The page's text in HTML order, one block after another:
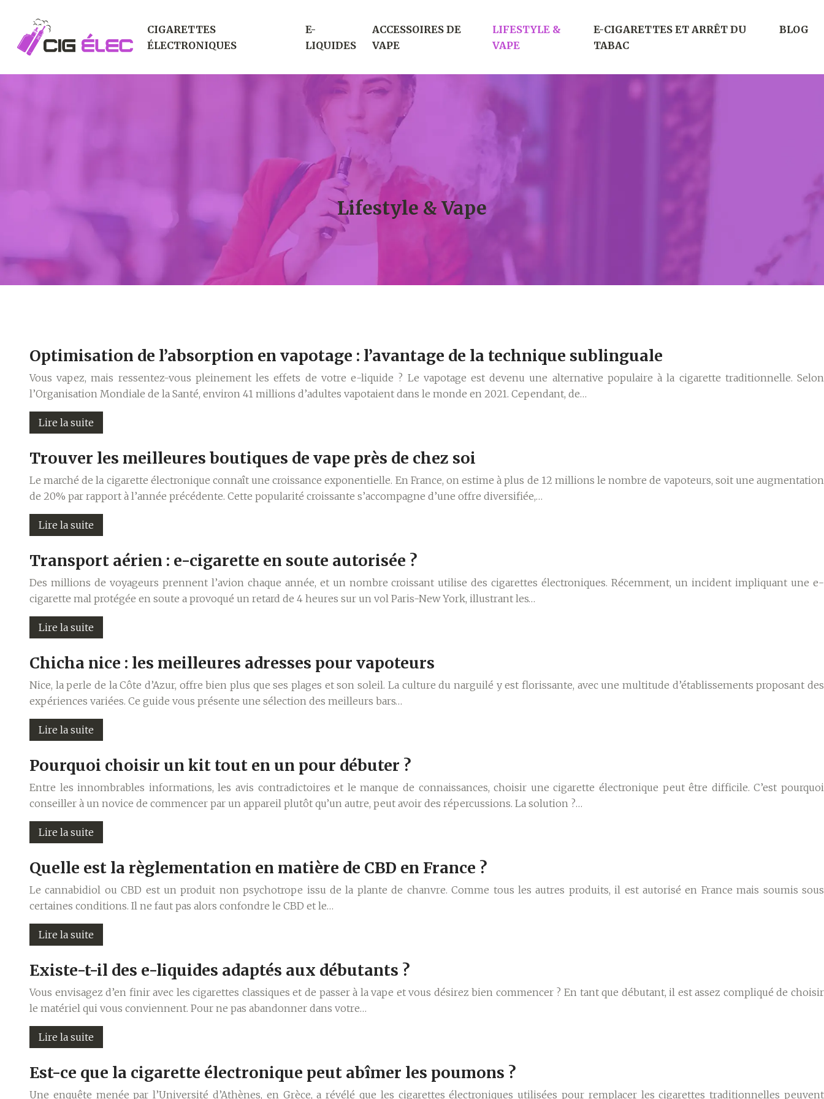
CIGARETTES
ÉLECTRONIQUES
E-
LIQUIDES
ACCESSOIRES DE
VAPE
LIFESTYLE &
VAPE
E-CIGARETTES ET ARRÊT DU
TABAC
BLOG
Lifestyle & Vape
Optimisation de l’absorption en vapotage : l’avantage de la technique sublinguale
Vous vapez, mais ressentez-vous pleinement les effets de votre e-liquide ? Le vapotage est devenu une alternative populaire à la cigarette traditionnelle. Selon
l’Organisation Mondiale de la Santé, environ 41 millions d’adultes vapotaient dans le monde en 2021. Cependant, de…
Lire la suite
Trouver les meilleures boutiques de vape près de chez soi
Le marché de la cigarette électronique connaît une croissance exponentielle. En France, on estime à plus de 12 millions le nombre de vapoteurs, soit une augmentation
de 20% par rapport à l’année précédente. Cette popularité croissante s’accompagne d’une offre diversifiée,…
Lire la suite
Transport aérien : e-cigarette en soute autorisée ?
Des millions de voyageurs prennent l’avion chaque année, et un nombre croissant utilise des cigarettes électroniques. Récemment, un incident impliquant une e-
cigarette mal protégée en soute a provoqué un retard de 4 heures sur un vol Paris-New York, illustrant les…
Lire la suite
Chicha nice : les meilleures adresses pour vapoteurs
Nice, la perle de la Côte d’Azur, offre bien plus que ses plages et son soleil. La culture du narguilé y est florissante, avec une multitude d’établissements proposant des
expériences variées. Ce guide vous présente une sélection des meilleurs bars…
Lire la suite
Pourquoi choisir un kit tout en un pour débuter ?
Entre les innombrables informations, les avis contradictoires et le manque de connaissances, choisir une cigarette électronique peut être difficile. C’est pourquoi
conseiller à un novice de commencer par un appareil plutôt qu’un autre, peut avoir des répercussions. La solution ?…
Lire la suite
Quelle est la règlementation en matière de CBD en France ?
Le cannabidiol ou CBD est un produit non psychotrope issu de la plante de chanvre. Comme tous les autres produits, il est autorisé en France mais soumis sous
certaines conditions. Il ne faut pas alors confondre le CBD et le…
Lire la suite
Existe-t-il des e-liquides adaptés aux débutants ?
Vous envisagez d’en finir avec les cigarettes classiques et de passer à la vape et vous désirez bien commencer ? En tant que débutant, il est assez compliqué de choisir
le matériel qui vous conviennent. Pour ne pas abandonner dans votre…
Lire la suite
Est-ce que la cigarette électronique peut abîmer les poumons ?
Une enquête menée par l’Université d’Athènes, en Grèce, a révélé que les cigarettes électroniques utilisées pour remplacer les cigarettes traditionnelles peuvent